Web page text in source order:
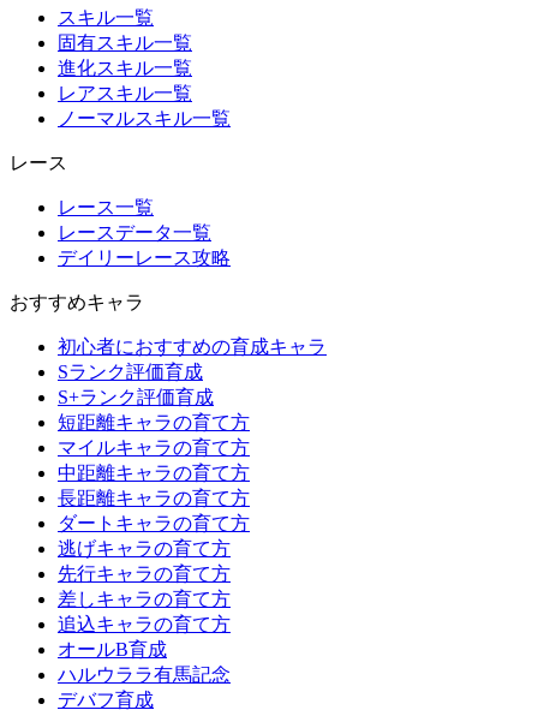
スキル一覧
固有スキル一覧
進化スキル一覧
レアスキル一覧
ノーマルスキル一覧
レース
レース一覧
レースデータ一覧
デイリーレース攻略
おすすめキャラ
初心者におすすめの育成キャラ
Sランク評価育成
S+ランク評価育成
短距離キャラの育て方
マイルキャラの育て方
中距離キャラの育て方
長距離キャラの育て方
ダートキャラの育て方
逃げキャラの育て方
先行キャラの育て方
差しキャラの育て方
追込キャラの育て方
オールB育成
ハルウララ有馬記念
デバフ育成